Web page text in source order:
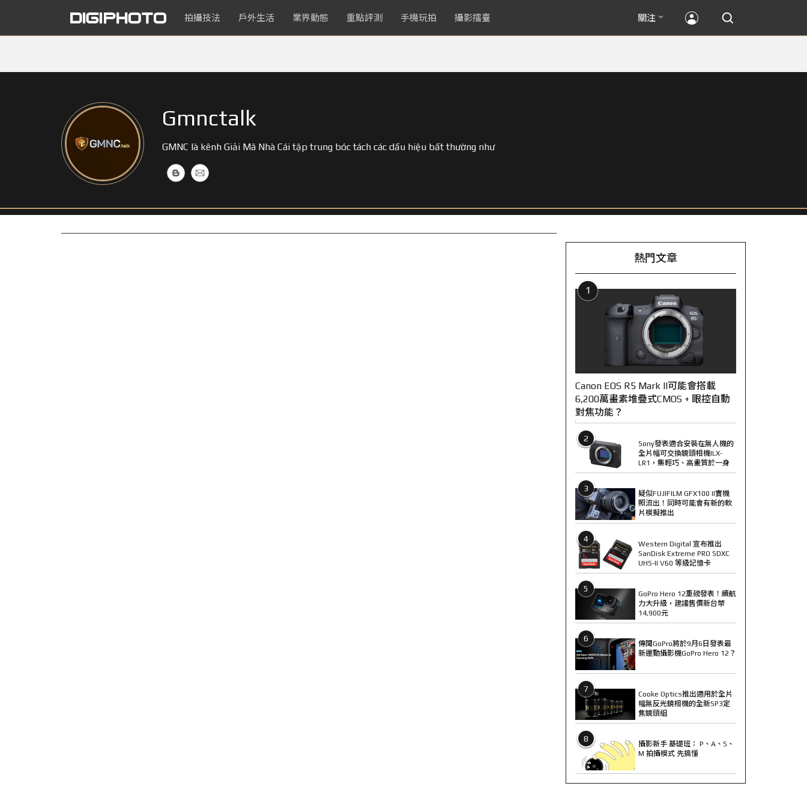
拍攝技法 戶外生活 業界動態 重點評測 手機玩拍 攝影擂臺 關注
Gmnctalk
GMNC là kênh Giải Mã Nhà Cái tập trung bóc tách các dấu hiệu bất thường như
熱門文章
1
Canon EOS R5 Mark II可能會搭載
6,200萬畫素堆疊式CMOS + 眼控自動
對焦功能？
2
Sony發表適合安裝在無人機的
全片幅可交換鏡頭相機ILX-
LR1，集輕巧、高畫質於一身
3
疑似FUJIFILM GFX100 II實機
照流出！同時可能會有新的軟
片模擬推出
4
Western Digital 宣布推出
SanDisk Extreme PRO SDXC
UHS-II V60 等級記憶卡
5
GoPro Hero 12重磅發表！續航
力大升級，建議售價新台幣
14,900元
6
傳聞GoPro將於9月6日發表最
新運動攝影機GoPro Hero 12？
7
Cooke Optics推出適用於全片
幅無反光鏡相機的全新SP3定
焦鏡頭組
8
攝影新手 基礎班： P、A、S、
M 拍攝模式 先搞懂